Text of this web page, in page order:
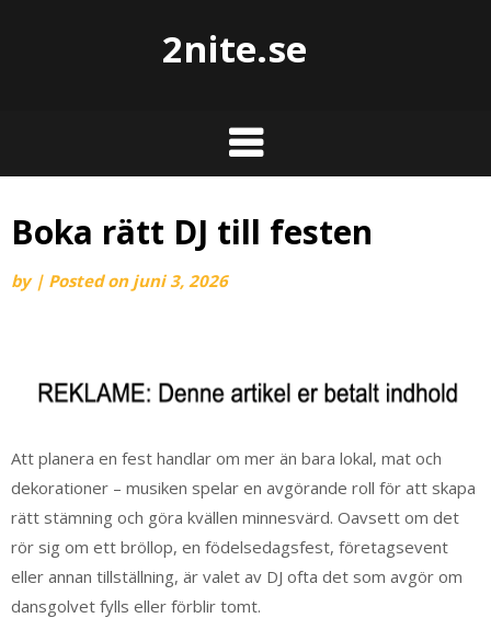
2nite.se
Boka rätt DJ till festen
by | Posted on juni 3, 2026
Att planera en fest handlar om mer än bara lokal, mat och
dekorationer – musiken spelar en avgörande roll för att skapa
rätt stämning och göra kvällen minnesvärd. Oavsett om det
rör sig om ett bröllop, en födelsedagsfest, företagsevent
eller annan tillställning, är valet av DJ ofta det som avgör om
dansgolvet fylls eller förblir tomt.